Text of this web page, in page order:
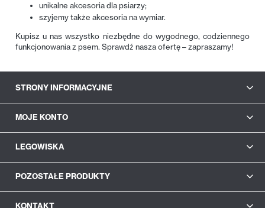
unikalne akcesoria dla psiarzy;
szyjemy także akcesoria na wymiar.
Kupisz u nas wszystko niezbędne do wygodnego, codziennego
funkcjonowania z psem. Sprawdź nasza ofertę – zapraszamy!
STRONY INFORMACYJNE
MOJE KONTO
LEGOWISKA
POZOSTAŁE PRODUKTY
KONTAKT